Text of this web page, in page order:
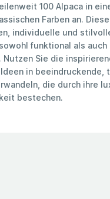
100 Alpaca in
Farben an.
individuelle und
funktional als
Nutzen Sie die
in beeindruckende,
die durch ihre
bestechen.